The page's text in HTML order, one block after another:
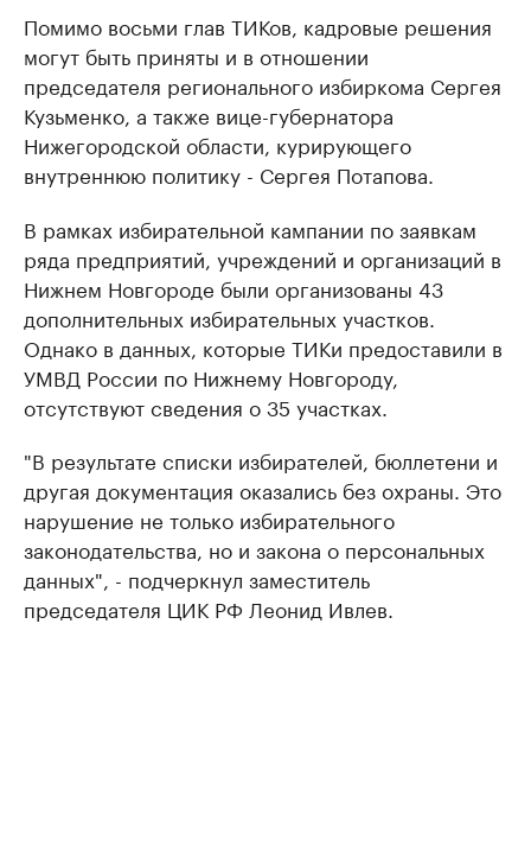
Помимо восьми глав ТИКов, кадровые решения
могут быть приняты и в отношении
председателя регионального избиркома Сергея
Кузьменко, а также вице-губернатора
Нижегородской области, курирующего
внутреннюю политику - Сергея Потапова.
В рамках избирательной кампании по заявкам
ряда предприятий, учреждений и организаций в
Нижнем Новгороде были организованы 43
дополнительных избирательных участков.
Однако в данных, которые ТИКи предоставили в
УМВД России по Нижнему Новгороду,
отсутствуют сведения о 35 участках.
"В результате списки избирателей, бюллетени и
другая документация оказались без охраны. Это
нарушение не только избирательного
законодательства, но и закона о персональных
данных", - подчеркнул заместитель
председателя ЦИК РФ Леонид Ивлев.